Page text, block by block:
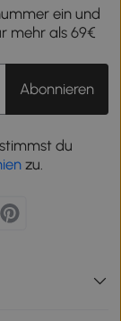
ein und
mehr als 69€
Abonnieren
du
zu.